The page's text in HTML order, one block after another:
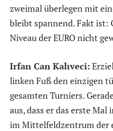
zweimal überlegen mit
bleibt spannend. Fakt ist:
Niveau der EURO nicht
Irfan Can Kahveci:
linken Fuß den einzigen
gesamten Turniers.
aus, dass er das erste
im Mittelfeldzentrum der